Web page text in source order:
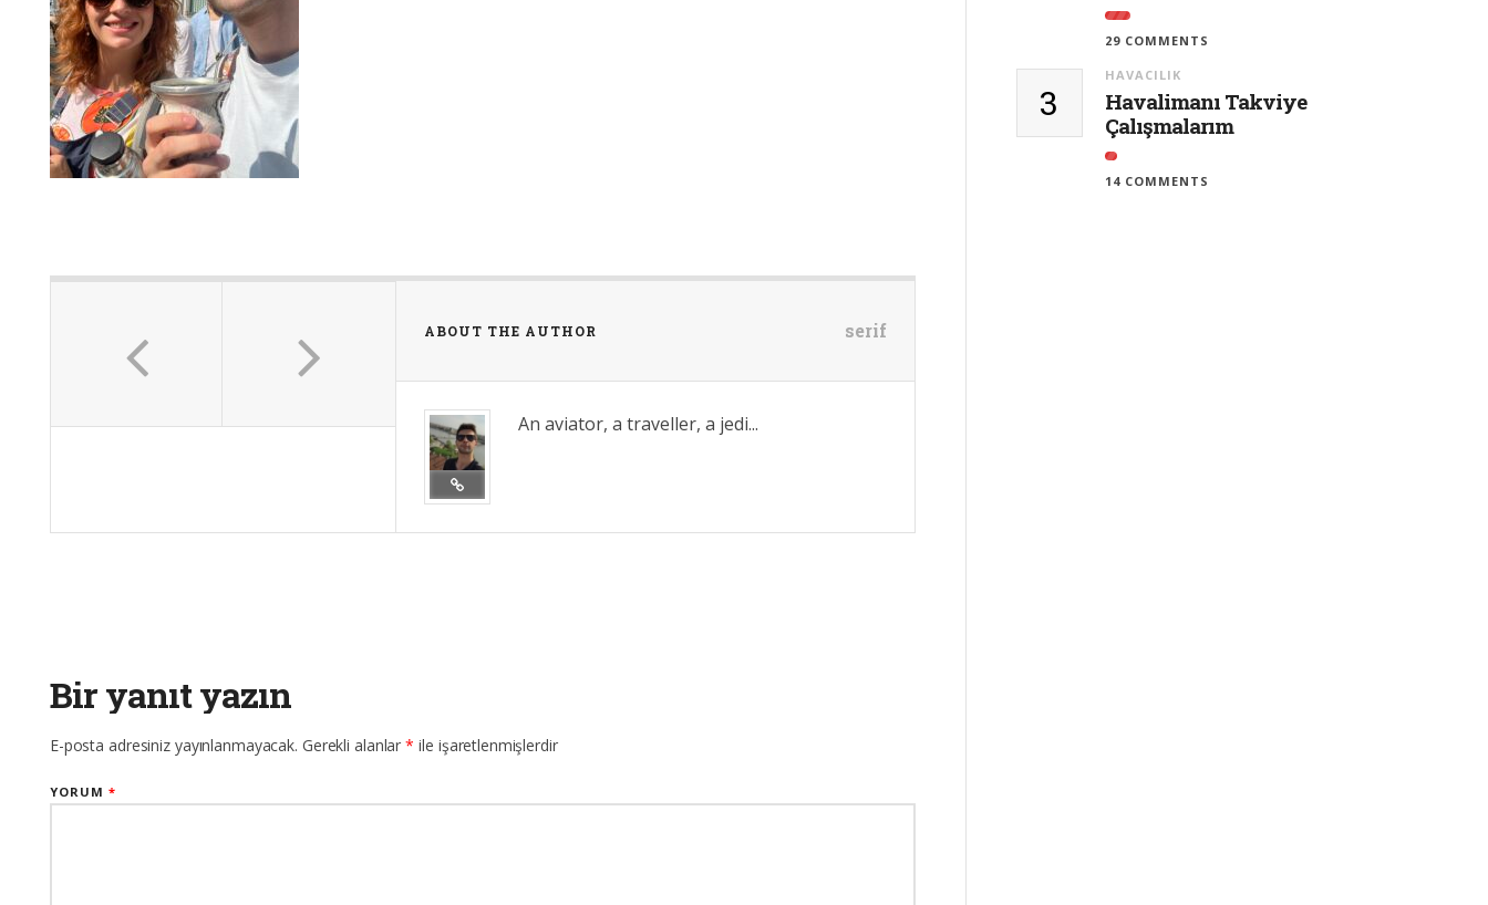
ABOUT THE AUTHOR serif
An aviator, a traveller, a jedi...
Bir yanıt yazın
E-posta adresiniz yayınlanmayacak. Gerekli alanlar* ile işaretlenmişlerdir
YORUM*
29 COMMENTS
3
HAVACILIK
Havalimanı Takviye
Çalışmalarım
14 COMMENTS